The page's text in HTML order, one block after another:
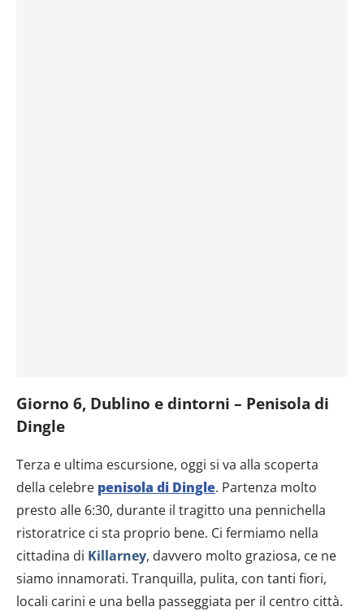
Giorno 6, Dublino e dintorni – Penisola di
Dingle
Terza e ultima escursione, oggi si va alla scoperta
della celebre penisola di Dingle. Partenza molto
presto alle 6:30, durante il tragitto una pennichella
ristoratrice ci sta proprio bene. Ci fermiamo nella
cittadina di Killarney, davvero molto graziosa, ce ne
siamo innamorati. Tranquilla, pulita, con tanti fiori,
locali carini e una bella passeggiata per il centro città.